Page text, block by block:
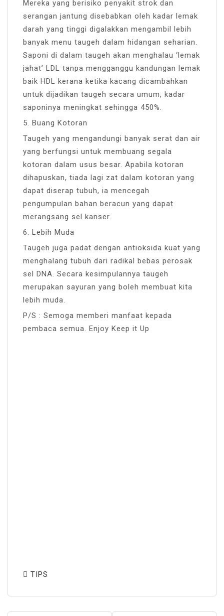
Mereka yang berisiko penyakit strok dan
serangan jantung disebabkan oleh kadar lemak
darah yang tinggi digalakkan mengambil lebih
banyak menu taugeh dalam hidangan seharian.
Saponi di dalam taugeh akan menghalau ‘lemak
jahat’ LDL tanpa mengganggu kandungan lemak
baik HDL kerana ketika kacang dicambahkan
untuk dijadikan taugeh secara umum, kadar
saponinya meningkat sehingga 450%.
5. Buang Kotoran
Taugeh yang mengandungi banyak serat dan air
yang berfungsi untuk membuang segala
kotoran dalam usus besar. Apabila kotoran
dihapuskan, tiada lagi zat dalam kotoran yang
dapat diserap tubuh, ia mencegah
pengumpulan bahan beracun yang dapat
merangsang sel kanser.
6. Lebih Muda
Taugeh juga padat dengan antioksida kuat yang
menghalang tubuh dari radikal bebas perosak
sel DNA. Secara kesimpulannya taugeh
merupakan sayuran yang boleh membuat kita
lebih muda.
P/S : Semoga memberi manfaat kepada
pembaca semua. Enjoy Keep it Up
TIPS